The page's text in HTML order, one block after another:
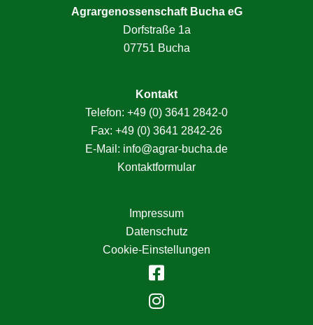
Agrargenossenschaft Bucha eG
Dorfstraße 1a
07751 Bucha
Kontakt
Telefon: +49 (0) 3641 2842-0
Fax: +49 (0) 3641 2842-26
E-Mail: info@agrar-bucha.de
Kontaktformular
Impressum
Datenschutz
Cookie-Einstellungen